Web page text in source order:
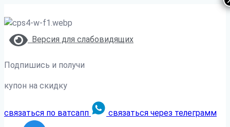
Версия для слабовидящих
Подпишись и получи
купон на скидку
связаться по ватсапп связаться через телеграмм